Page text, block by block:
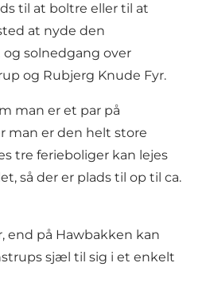
til at boltre eller til at
at nyde den
solnedgang over
og Rubjerg Knude Fyr.
man er et par på
man er den helt store
tre ferieboliger kan lejes
så der er plads til op til ca.
end på Hawbakken kan
sjæl til sig i et enkelt